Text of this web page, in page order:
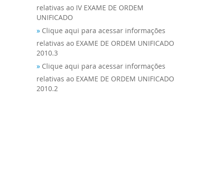
relativas ao IV EXAME DE ORDEM
UNIFICADO
» Clique aqui para acessar informações
relativas ao EXAME DE ORDEM UNIFICADO
2010.3
» Clique aqui para acessar informações
relativas ao EXAME DE ORDEM UNIFICADO
2010.2